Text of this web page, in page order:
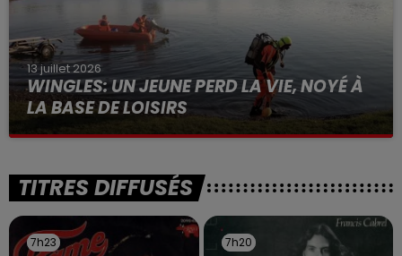
13 juillet 2026
WINGLES: UN JEUNE PERD LA VIE, NOYÉ À
LA BASE DE LOISIRS
La victime a coulé à pic
TITRES DIFFUSÉS
7h23
7h23 7h20
7h20